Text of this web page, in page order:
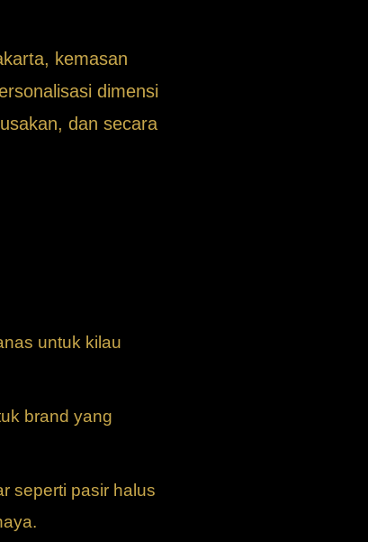
kemasan
dimensi
dan secara
untuk kilau
brand yang
seperti pasir halus